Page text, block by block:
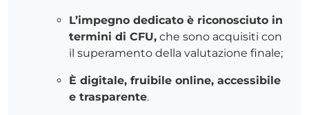
L’impegno dedicato è riconosciuto in
termini di CFU, che sono acquisiti con
il superamento della valutazione finale;
È digitale, fruibile online, accessibile
e trasparente.